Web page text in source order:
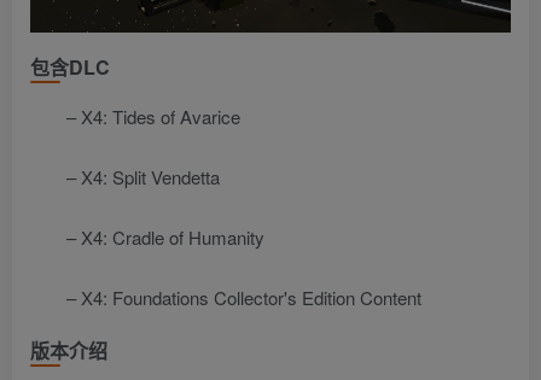
包含DLC
– X4: Tides of Avarice
– X4: Split Vendetta
– X4: Cradle of Humanity
– X4: Foundations Collector's Edition Content
版本介绍